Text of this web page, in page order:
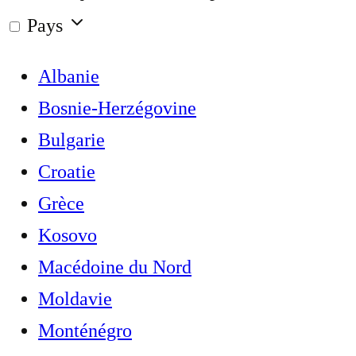
Pays
Albanie
Bosnie-Herzégovine
Bulgarie
Croatie
Grèce
Kosovo
Macédoine du Nord
Moldavie
Monténégro